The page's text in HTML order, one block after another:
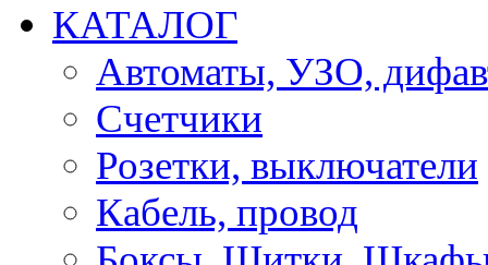
КАТАЛОГ
Автоматы, УЗО,
Счетчики
Розетки, выключатели
Кабель, провод